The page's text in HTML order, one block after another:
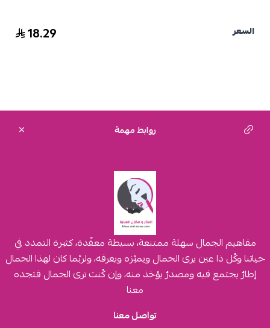
السعر 18.29
روابط مهمة
مفاهيم الجمال سهلة ممتنعة، بسيطة معقّدة، كثيرة التمدد في
حياتنا وكُل ذا عين يرى الجمال ويميّزه ويعرفه، ولربّما كان لهذا الجمال
إطارٌ يجتمع فيه ومصدرٌ يؤخذ منه، وإن كُنت ترى الجمال فتجده
معنا
تواصل معنا